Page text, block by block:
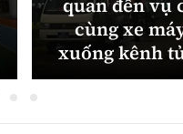
quan đến vụ
cùng xe
xuống kênh